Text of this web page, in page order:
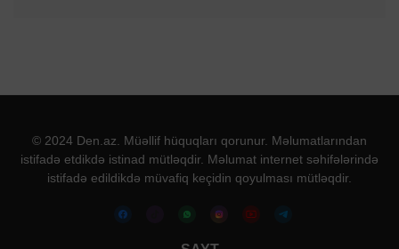
© 2024 Den.az. Müəllif hüquqları qorunur. Məlumatlarından
istifadə etdikdə istinad mütləqdir. Məlumat internet səhifələrində
istifadə edildikdə müvafiq keçidin qoyulması mütləqdir.